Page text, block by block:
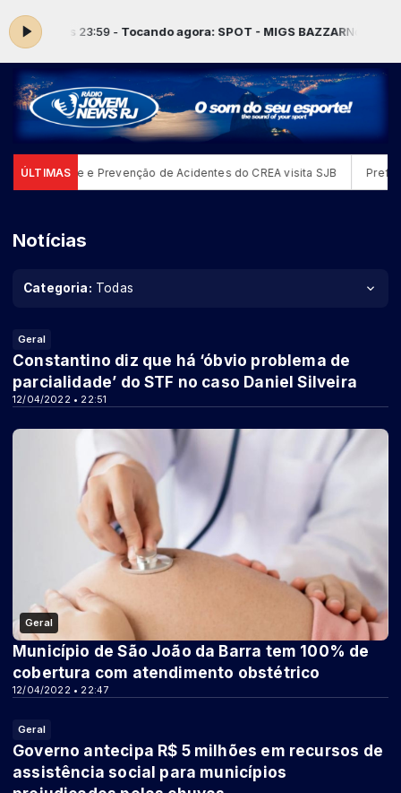
00:00 às 23:59 -Tocando agora: SPOT - MIGS BAZZARNo Ar!
ÚLTIMAS
de Análise e Prevenção de Acidentes do CREA visita SJB
Notícias
Categoria: Todas
Geral
12/04/2022 • 22:51
Constantino diz que há ‘óbvio problema de
parcialidade’ do STF no caso Daniel Silveira
Geral
12/04/2022 • 22:47
Município de São João da Barra tem 100% de
cobertura com atendimento obstétrico
Geral
Governo antecipa R$ 5 milhões em recursos de
assistência social para municípios